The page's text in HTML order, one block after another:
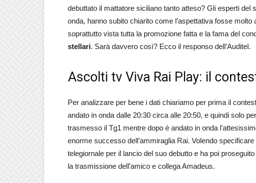
debuttato il mattatore siciliano tanto atteso? Gli esperti
onda, hanno subito chiarito come l’aspettativa fosse
soprattutto vista tutta la promozione fatta e la fama del
stellari. Sarà davvero così? Ecco il responso dell’Auditel.
Ascolti tv Viva Rai Play: il
Per analizzare per bene i dati chiariamo per prima il
andato in onda dalle 20:30 circa alle 20:50, e quindi solo
trasmesso il Tg1 mentre dopo è andato in onda
enorme successo dell’ammiraglia Rai. Volendo
telegiornale per il lancio del suo debutto e ha poi
la trasmissione dell’amico e collega Amadeus.